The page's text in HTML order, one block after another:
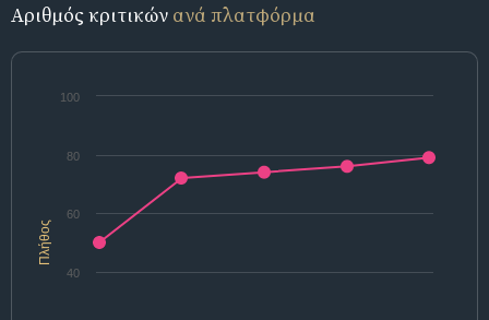
Αριθμός κριτικών ανά πλατφόρμα
Πλήθος
40
60
80
100